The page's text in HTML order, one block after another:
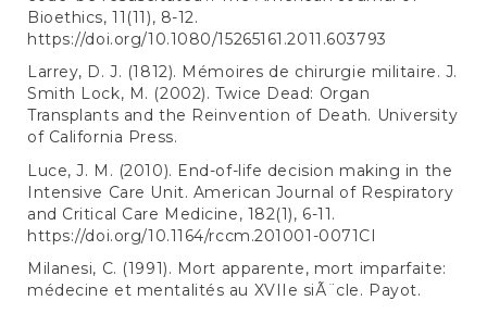
Bioethics, 11(11), 8-12.
https://doi.org/10.1080/15265161.2011.603793
Larrey, D. J. (1812). Mémoires de chirurgie militaire. J.
Smith Lock, M. (2002). Twice Dead: Organ
Transplants and the Reinvention of Death. University
of California Press.
Luce, J. M. (2010). End-of-life decision making in the
Intensive Care Unit. American Journal of Respiratory
and Critical Care Medicine, 182(1), 6-11.
https://doi.org/10.1164/rccm.201001-0071CI
Milanesi, C. (1991). Mort apparente, mort imparfaite:
médecine et mentalités au XVIIe siÃ¨cle. Payot.